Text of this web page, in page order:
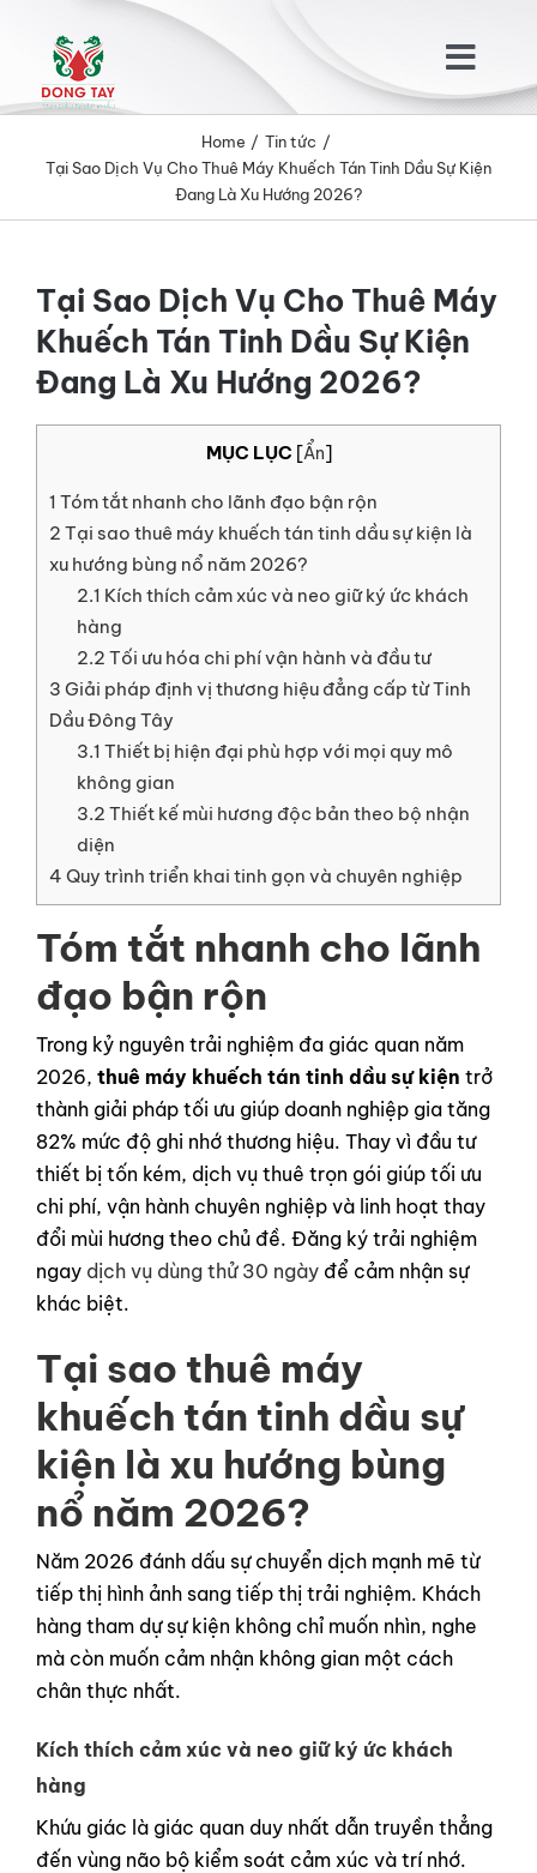
content
SẢN PHẨM
KHÁCH HÀNG
LIÊN HỆ
GỌI NGAY
Home
Tin tức
Tại Sao Dịch Vụ Cho Thuê Máy Khuếch Tán Tinh Dầu Sự Kiện
Đang Là Xu Hướng 2026?
Tại Sao Dịch Vụ Cho Thuê Máy
Khuếch Tán Tinh Dầu Sự Kiện
Đang Là Xu Hướng 2026?
MỤC LỤC [Ẩn]
1 Tóm tắt nhanh cho lãnh đạo bận rộn
2 Tại sao thuê máy khuếch tán tinh dầu sự kiện là
xu hướng bùng nổ năm 2026?
2.1 Kích thích cảm xúc và neo giữ ký ức khách
hàng
2.2 Tối ưu hóa chi phí vận hành và đầu tư
3 Giải pháp định vị thương hiệu đẳng cấp từ Tinh
Dầu Đông Tây
3.1 Thiết bị hiện đại phù hợp với mọi quy mô
không gian
3.2 Thiết kế mùi hương độc bản theo bộ nhận
diện
4 Quy trình triển khai tinh gọn và chuyên nghiệp
Tóm tắt nhanh cho lãnh
đạo bận rộn
Trong kỷ nguyên trải nghiệm đa giác quan năm
2026, thuê máy khuếch tán tinh dầu sự kiện trở
thành giải pháp tối ưu giúp doanh nghiệp gia tăng
82% mức độ ghi nhớ thương hiệu. Thay vì đầu tư
thiết bị tốn kém, dịch vụ thuê trọn gói giúp tối ưu
chi phí, vận hành chuyên nghiệp và linh hoạt thay
đổi mùi hương theo chủ đề. Đăng ký trải nghiệm
ngay dịch vụ dùng thử 30 ngày để cảm nhận sự
khác biệt.
Tại sao thuê máy
khuếch tán tinh dầu sự
kiện là xu hướng bùng
nổ năm 2026?
Năm 2026 đánh dấu sự chuyển dịch mạnh mẽ từ
tiếp thị hình ảnh sang tiếp thị trải nghiệm. Khách
hàng tham dự sự kiện không chỉ muốn nhìn, nghe
mà còn muốn cảm nhận không gian một cách
chân thực nhất.
Kích thích cảm xúc và neo giữ ký ức khách
hàng
Khứu giác là giác quan duy nhất dẫn truyền thẳng
đến vùng não bộ kiểm soát cảm xúc và trí nhớ.